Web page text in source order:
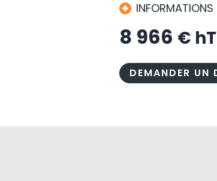
INFORMATIONS
8 966 €
DEMANDER UN